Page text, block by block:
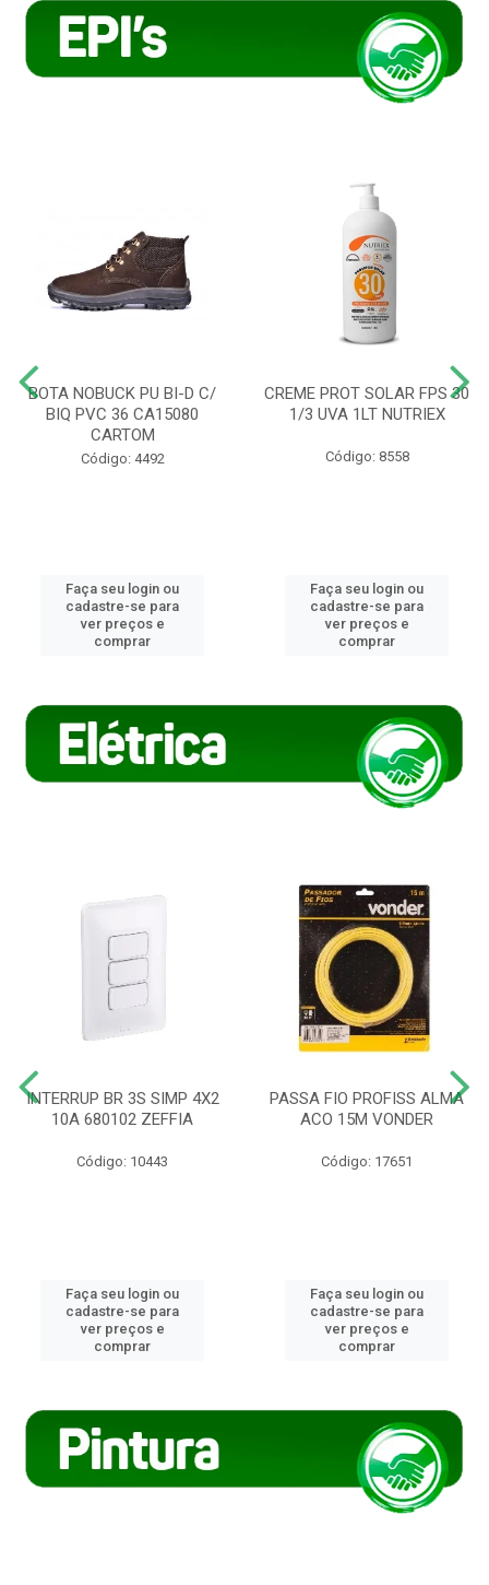
BOTA NOBUCK PU BI-D C/
BIQ PVC 36 CA15080
CARTOM
Código: 4492
Faça seu login ou
cadastre-se para
ver preços e
comprar
CREME PROT SOLAR FPS 30
1/3 UVA 1LT NUTRIEX
Código: 8558
Faça seu login ou
cadastre-se para
ver preços e
comprar
INTERRUP BR 3S SIMP 4X2
10A 680102 ZEFFIA
Código: 10443
Faça seu login ou
cadastre-se para
ver preços e
comprar
PASSA FIO PROFISS ALMA
ACO 15M VONDER
Código: 17651
Faça seu login ou
cadastre-se para
ver preços e
comprar